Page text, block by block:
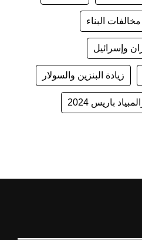
البناء
وإسرائيل
زيادة البنزين والسولار
باريس 2024